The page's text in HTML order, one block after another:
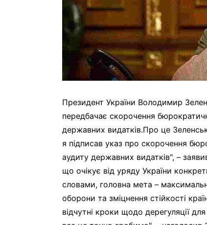
Президент України Володимир
передбачає скорочення
державних видатків.Про це
я підписав указ про скорочення
аудиту державних видатків", –
що очікує від уряду України
словами, головна мета –
оборони та зміцнення стійкості
відчутні кроки щодо дерегуляції